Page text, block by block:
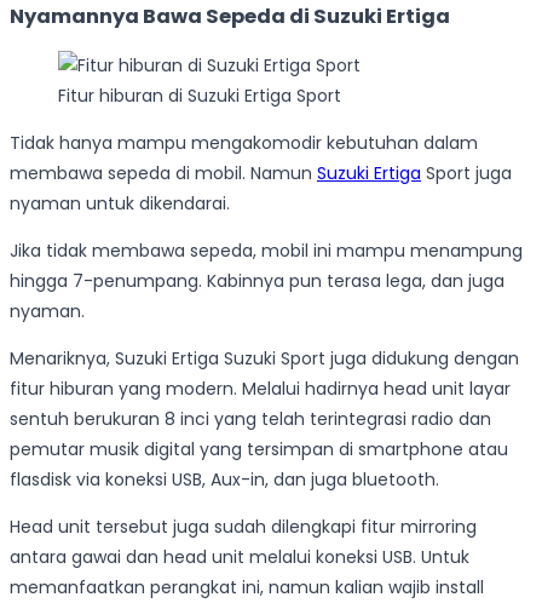
Nyamannya Bawa Sepeda di Suzuki Ertiga
Fitur hiburan di Suzuki Ertiga Sport
Tidak hanya mampu mengakomodir kebutuhan dalam
membawa sepeda di mobil. Namun Suzuki Ertiga Sport juga
nyaman untuk dikendarai.
Jika tidak membawa sepeda, mobil ini mampu menampung
hingga 7-penumpang. Kabinnya pun terasa lega, dan juga
nyaman.
Menariknya, Suzuki Ertiga Suzuki Sport juga didukung dengan
fitur hiburan yang modern. Melalui hadirnya head unit layar
sentuh berukuran 8 inci yang telah terintegrasi radio dan
pemutar musik digital yang tersimpan di smartphone atau
flasdisk via koneksi USB, Aux-in, dan juga bluetooth.
Head unit tersebut juga sudah dilengkapi fitur mirroring
antara gawai dan head unit melalui koneksi USB. Untuk
memanfaatkan perangkat ini, namun kalian wajib install